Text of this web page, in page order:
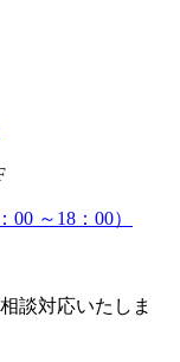
～18：00）
談対応いたしま